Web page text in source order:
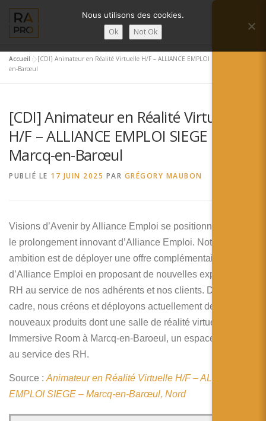
contenu
Menu
LA RÉALITÉ AUGMENTÉE ?
SERVICES RA’PRO ACTUALITÉ DE LA RA
CONTACTS FRANÇAIS
Deutsch
日本語
Español
Accueil »[CDI] Animateur en Réalité Virtuelle H/F – ALLIANCE EMPLOI SIEGE – Marcq-
en-Barœul
[CDI] Animateur en Réalité Virtuelle
H/F – ALLIANCE EMPLOI SIEGE –
Marcq-en-Barœul
PUBLIÉ LE 17 JUIN 2025 PAR GRÉGORY MAUBON
Visions d’Avenir by Alliance Emploi se positionne comme
le prolongement innovant d’Alliance Emploi. Notre
ambition est de déployer une offre complémentaire à celle
d’Alliance Emploi en proposant de nouvelles expertises
RH au service de nos adhérents et nos clients. Dans ce
cadre, nous créons et déployons actuellement de
nouveaux produits dont une salle de réalité virtuelle /
Immersive Room à Marcq-en-Baroeul, un espace innovant
au service des RH.
Source : Animateur en Réalité Virtuelle H/F – ALLIANCE
EMPLOI SIEGE – Marcq-en-Barœul, Nord
Nous utilisons des cookies.
Ok Not Ok